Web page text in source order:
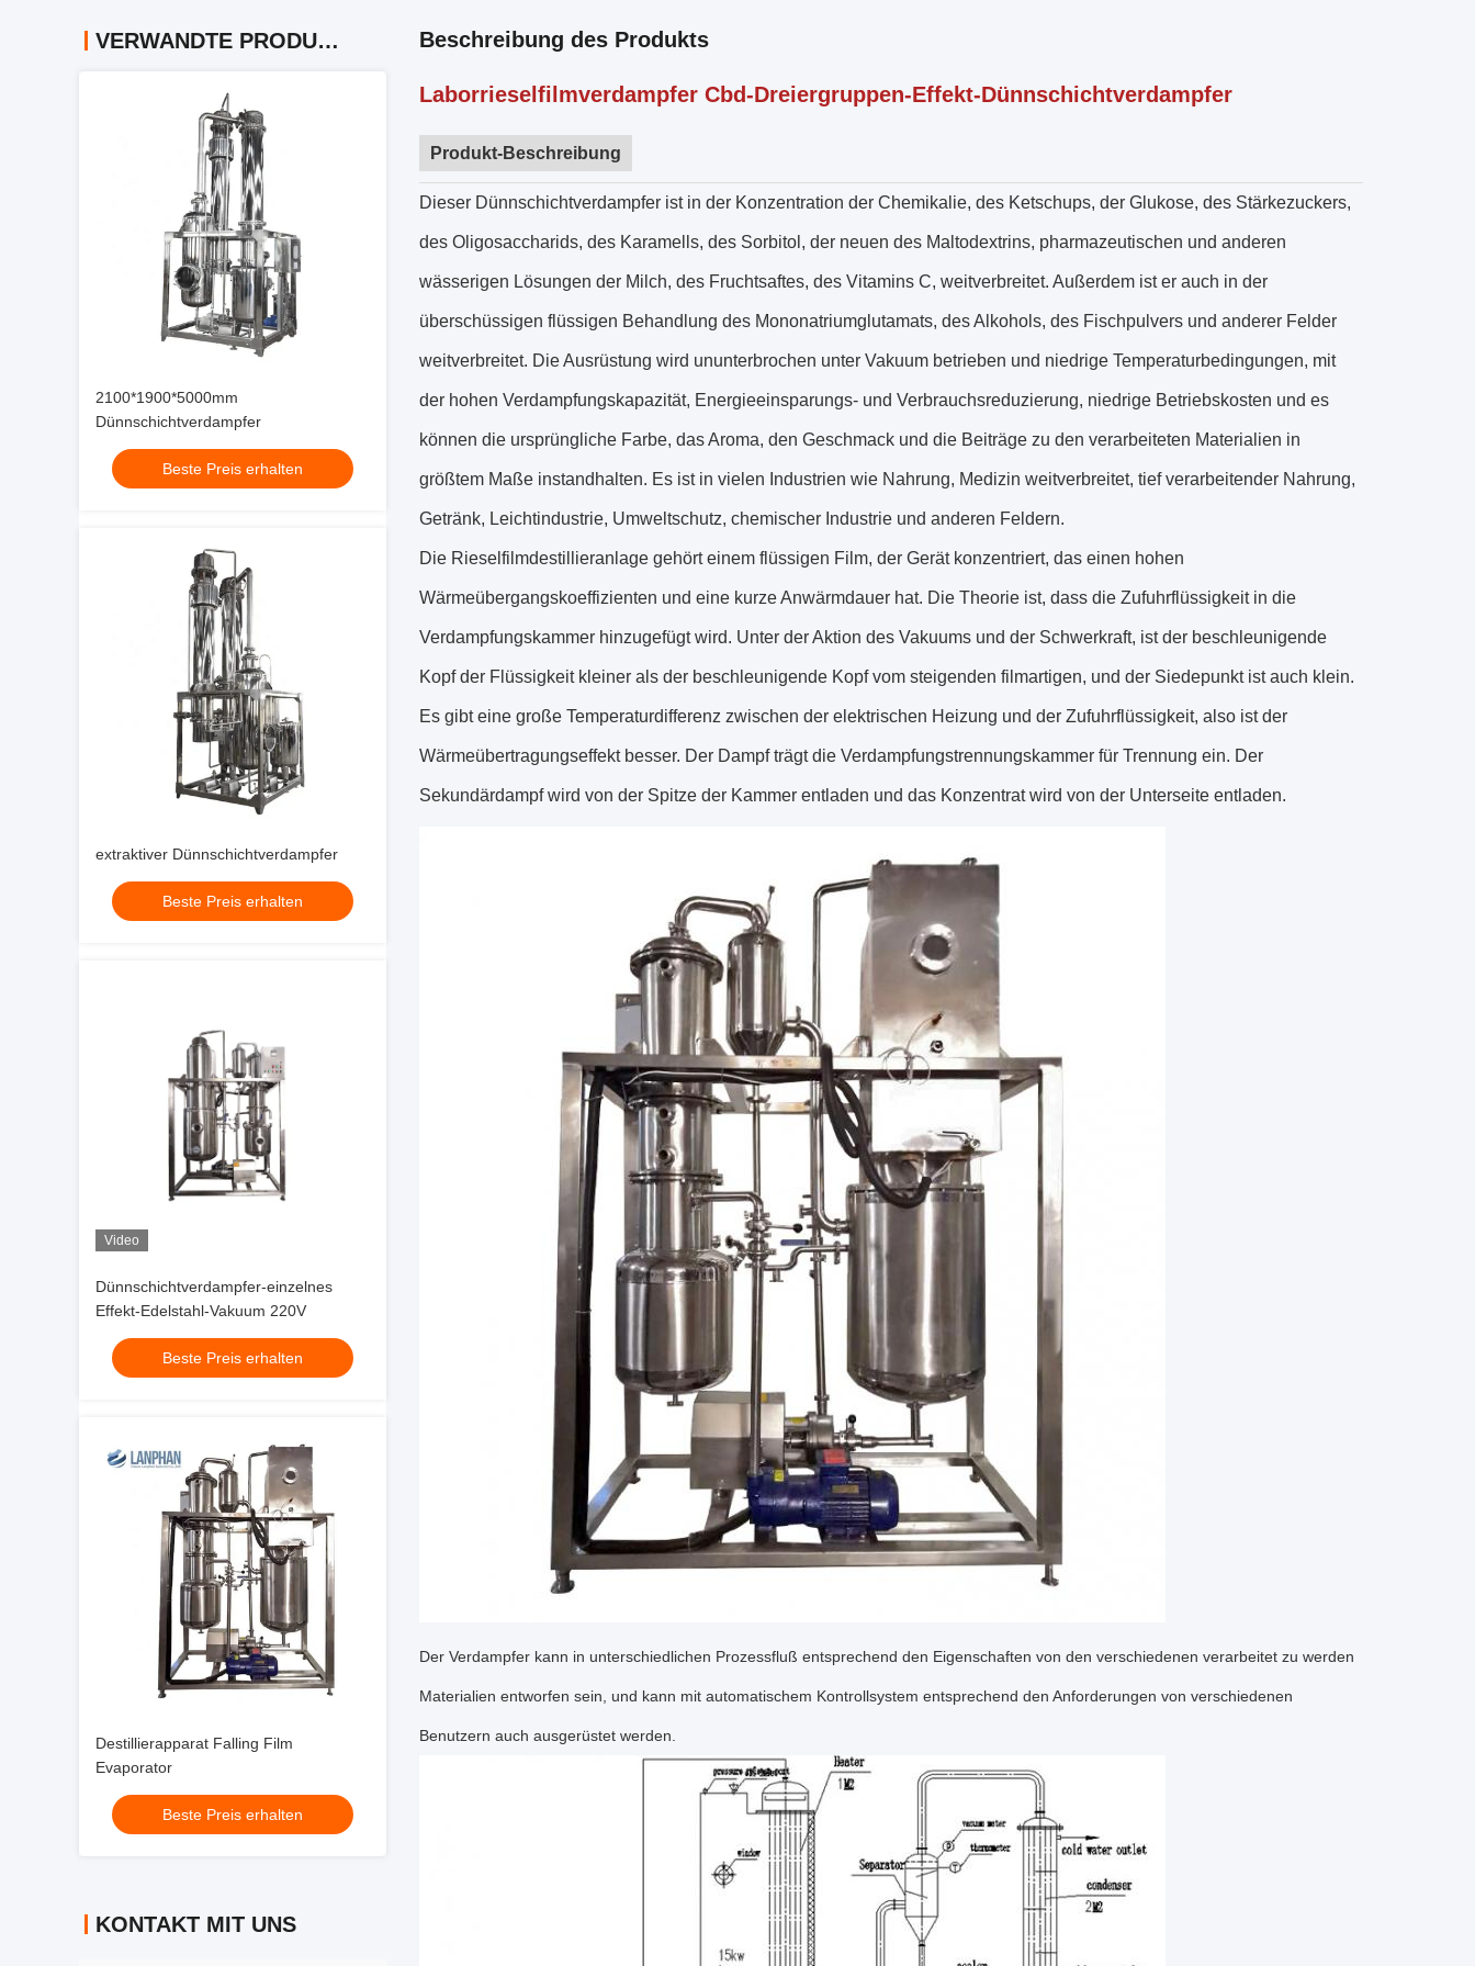
VERWANDTE PRODUKTE
2100*1900*5000mm
Dünnschichtverdampfer
Beste Preis erhalten
extraktiver Dünnschichtverdampfer
Beste Preis erhalten
Video
Dünnschichtverdampfer-einzelnes
Effekt-Edelstahl-Vakuum 220V
Beste Preis erhalten
Destillierapparat Falling Film
Evaporator
Beste Preis erhalten
KONTAKT MIT UNS
Beschreibung des Produkts
Laborrieselfilmverdampfer Cbd-Dreiergruppen-Effekt-Dünnschichtverdampfer
Produkt-Beschreibung
Dieser Dünnschichtverdampfer ist in der Konzentration der Chemikalie, des Ketschups, der Glukose, des Stärkezuckers,
des Oligosaccharids, des Karamells, des Sorbitol, der neuen des Maltodextrins, pharmazeutischen und anderen
wässerigen Lösungen der Milch, des Fruchtsaftes, des Vitamins C, weitverbreitet. Außerdem ist er auch in der
überschüssigen flüssigen Behandlung des Mononatriumglutamats, des Alkohols, des Fischpulvers und anderer Felder
weitverbreitet. Die Ausrüstung wird ununterbrochen unter Vakuum betrieben und niedrige Temperaturbedingungen, mit
der hohen Verdampfungskapazität, Energieeinsparungs- und Verbrauchsreduzierung, niedrige Betriebskosten und es
können die ursprüngliche Farbe, das Aroma, den Geschmack und die Beiträge zu den verarbeiteten Materialien in
größtem Maße instandhalten. Es ist in vielen Industrien wie Nahrung, Medizin weitverbreitet, tief verarbeitender Nahrung,
Getränk, Leichtindustrie, Umweltschutz, chemischer Industrie und anderen Feldern.
Die Rieselfilmdestillieranlage gehört einem flüssigen Film, der Gerät konzentriert, das einen hohen
Wärmeübergangskoeffizienten und eine kurze Anwärmdauer hat. Die Theorie ist, dass die Zufuhrflüssigkeit in die
Verdampfungskammer hinzugefügt wird. Unter der Aktion des Vakuums und der Schwerkraft, ist der beschleunigende
Kopf der Flüssigkeit kleiner als der beschleunigende Kopf vom steigenden filmartigen, und der Siedepunkt ist auch klein.
Es gibt eine große Temperaturdifferenz zwischen der elektrischen Heizung und der Zufuhrflüssigkeit, also ist der
Wärmeübertragungseffekt besser. Der Dampf trägt die Verdampfungstrennungskammer für Trennung ein. Der
Sekundärdampf wird von der Spitze der Kammer entladen und das Konzentrat wird von der Unterseite entladen.
Der Verdampfer kann in unterschiedlichen Prozessfluß entsprechend den Eigenschaften von den verschiedenen verarbeitet zu werden
Materialien entworfen sein, und kann mit automatischem Kontrollsystem entsprechend den Anforderungen von verschiedenen
Benutzern auch ausgerüstet werden.